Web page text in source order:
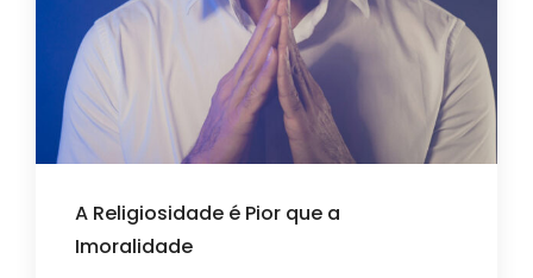
A Religiosidade é Pior que a
Imoralidade